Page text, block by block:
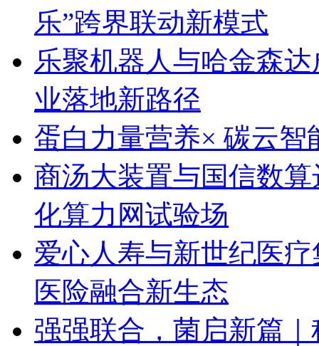
乐”跨界联动新模式
乐聚机器人与哈金森
业落地新路径
蛋白力量营养× 碳云
商汤大装置与国信数
化算力网试验场
爱心人寿与新世纪医
医险融合新生态
强强联合，菌启新篇